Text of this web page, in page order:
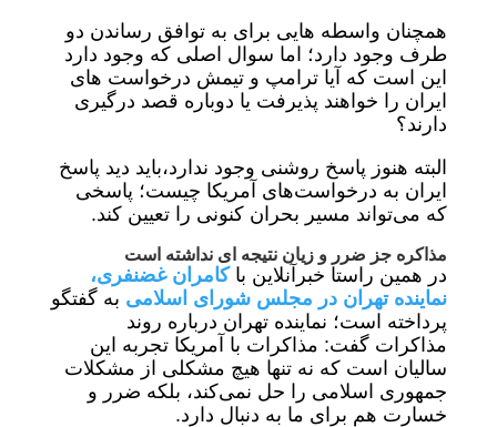
همچنان واسطه هایی برای به توافق رساندن دو
طرف وجود دارد؛ اما سوال اصلی که وجود دارد
این است که آیا ترامپ و تیمش درخواست های
ایران را خواهند پذیرفت یا دوباره قصد درگیری
دارند؟
البته هنوز پاسخ روشنی وجود ندارد،باید دید پاسخ
ایران به درخواست‌های آمریکا چیست؛ پاسخی
که می‌تواند مسیر بحران کنونی را تعیین کند.
مذاکره جز ضرر و زیان نتیجه ای نداشته است
در همین راستا خبرآنلاین باکامران غضنفری،
نماینده تهران در مجلس شورای اسلامی به گفتگو
پرداخته است؛ نماینده تهران درباره روند
مذاکرات گفت: مذاکرات با آمریکا تجربه این
سالیان است که نه تنها هیچ مشکلی از مشکلات
جمهوری اسلامی را حل نمی‌کند، بلکه ضرر و
خسارت هم برای ما به دنبال دارد.